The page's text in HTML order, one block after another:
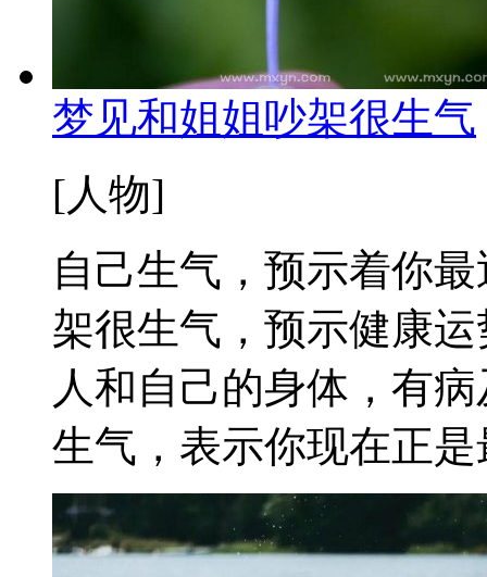
梦见和姐姐吵架很生气
[人物]
自己生气，预示着你
架很生气，预示健康
人和自己的身体，有
生气，表示你现在正